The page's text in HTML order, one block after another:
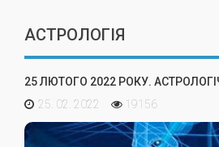
АСТРОЛОГІЯ
25 ЛЮТОГО 2022 РОКУ.
25. 02. 2022
19156